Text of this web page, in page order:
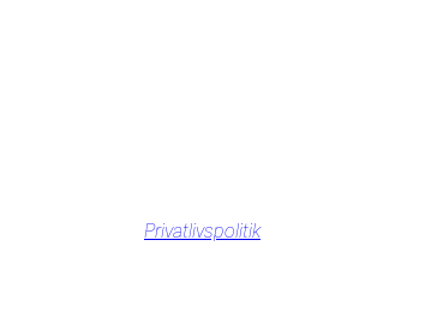
Privatlivspolitik